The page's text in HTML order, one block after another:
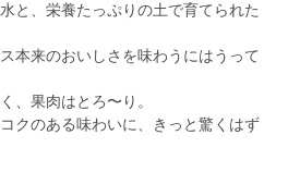
と、栄養たっぷりの土で育てられた
本来のおいしさを味わうにはうって
、果肉はとろ〜り。
クのある味わいに、きっと驚くはず